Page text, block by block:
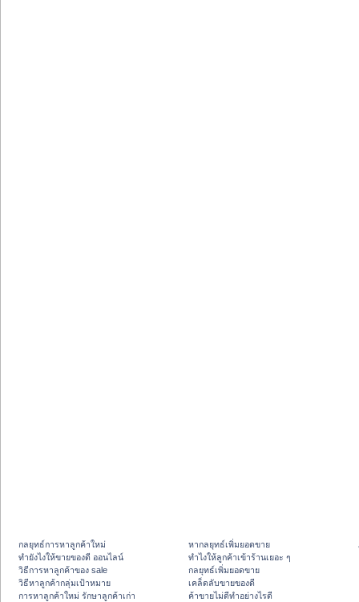
กลยุทธ์การหาลูกค้าใหม่
ทํายังไงให้ขายของดี ออนไลน์
วิธีการหาลูกค้าของ sale
วิธีหาลูกค้ากลุ่มเป้าหมาย
การหาลูกค้าใหม่ รักษาลูกค้าเก่า
หากลยุทธ์เพิ่มยอดขาย
ทําไงให้ลูกค้าเข้าร้านเยอะ ๆ
กลยุทธ์เพิ่มยอดขาย
เคล็ดลับขายของดี
ค้าขายไม่ดีทำอย่างไรดี